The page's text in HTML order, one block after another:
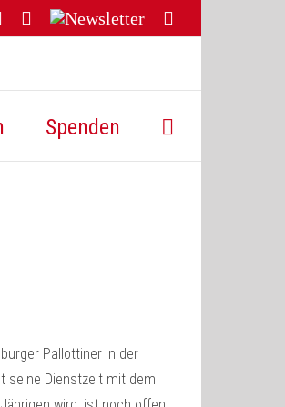
Instagram
Threads
Newsletter
Mail
Spenden
Pallottiner in der
seine Dienstzeit mit dem